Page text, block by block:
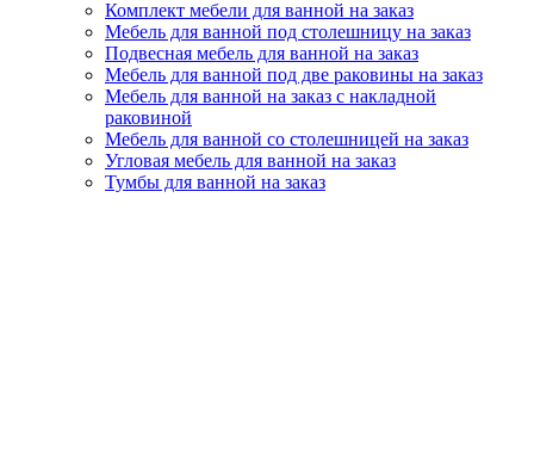
Комплект мебели для ванной на заказ
Мебель для ванной под столешницу на заказ
Подвесная мебель для ванной на заказ
Мебель для ванной под две раковины на заказ
Мебель для ванной на заказ с накладной
раковиной
Мебель для ванной со столешницей на заказ
Угловая мебель для ванной на заказ
Тумбы для ванной на заказ